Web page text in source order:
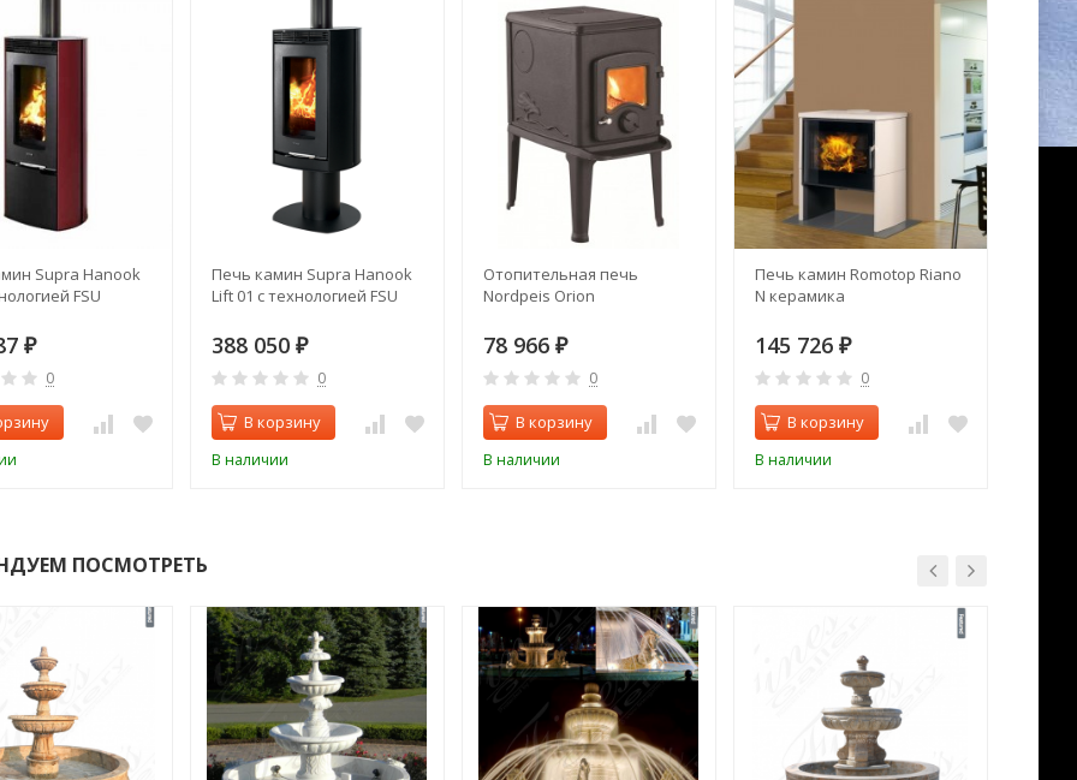
Supra Hanook
FSU
₽
0
Печь камин Supra Hanook
Lift 01 с технологией FSU
388 050 ₽
0
В корзину
В наличии
Отопительная печь
Nordpeis Orion
78 966 ₽
0
В корзину
В наличии
Печь камин Romotop Riano
N керамика
145 726 ₽
0
В корзину
В наличии
ПОСМОТРЕТЬ